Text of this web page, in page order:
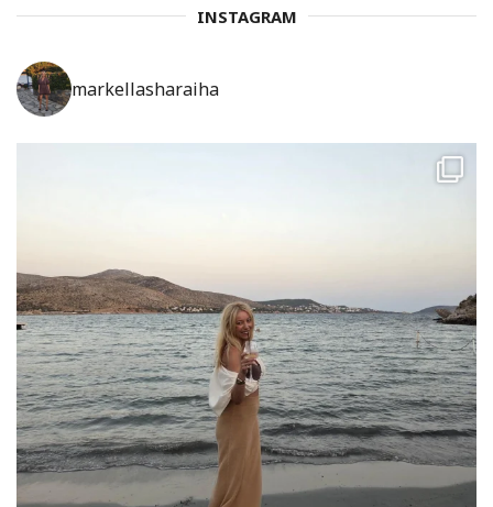
INSTAGRAM
markellasharaiha